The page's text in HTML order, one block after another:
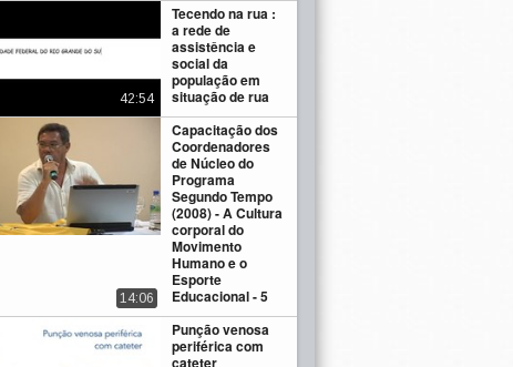
Tecendo na rua :
a rede de
assistência e
social da
população em
situação de rua
42:54
Capacitação dos
Coordenadores
de Núcleo do
Programa
Segundo Tempo
(2008) - A Cultura
corporal do
Movimento
Humano e o
Esporte
Educacional - 5
14:06
Punção venosa
periférica com